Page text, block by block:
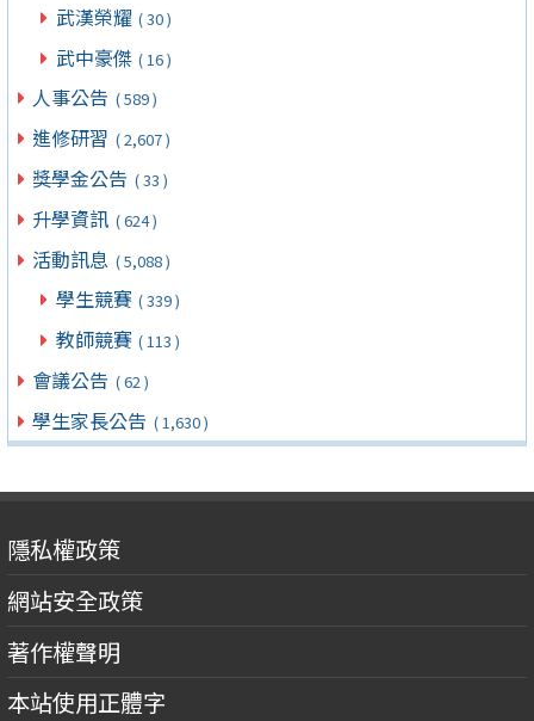
武漢榮耀 ( 30 )
武中豪傑 ( 16 )
人事公告 ( 589 )
進修研習 ( 2,607 )
獎學金公告 ( 33 )
升學資訊 ( 624 )
活動訊息 ( 5,088 )
學生競賽 ( 339 )
教師競賽 ( 113 )
會議公告 ( 62 )
學生家長公告 ( 1,630 )
隱私權政策
網站安全政策
著作權聲明
本站使用正體字